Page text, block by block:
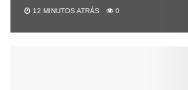
12 MINUTOS ATRÁS 0